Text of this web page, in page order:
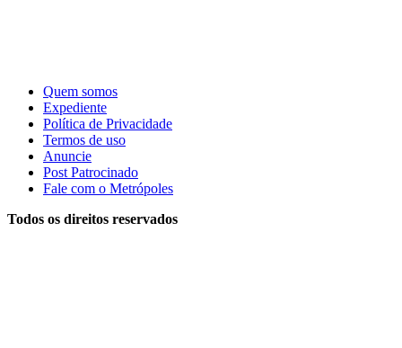
Quem somos
Expediente
Política de Privacidade
Termos de uso
Anuncie
Post Patrocinado
Fale com o Metrópoles
Todos os direitos reservados